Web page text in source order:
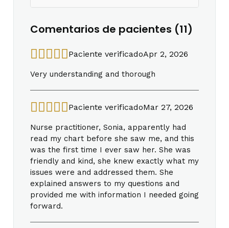
Comentarios de pacientes (11)
Paciente verificadoApr 2, 2026
Very understanding and thorough
Paciente verificadoMar 27, 2026
Nurse practitioner, Sonia, apparently had
read my chart before she saw me, and this
was the first time I ever saw her. She was
friendly and kind, she knew exactly what my
issues were and addressed them. She
explained answers to my questions and
provided me with information I needed going
forward.